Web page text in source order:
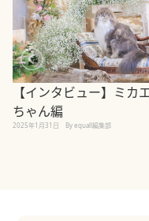
【インタビュー】ミカ
ちゃん編
2025年1月31日 By equall編集部